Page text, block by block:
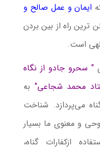
ایمان و عمل صالح و
ترین راه از بین بردن
است.
" سحرو جادو از نگاه
محمد شجاعی" به
می‌پردازد. شناخت
و معنوی ما بسیار
ازکفارات گناه،